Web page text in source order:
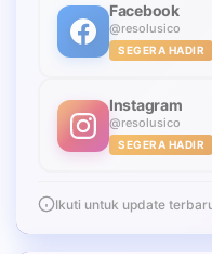
Facebook
@resolusico
SEGERA HADIR
Instagram
@resolusico
SEGERA HADIR
Ikuti untuk update